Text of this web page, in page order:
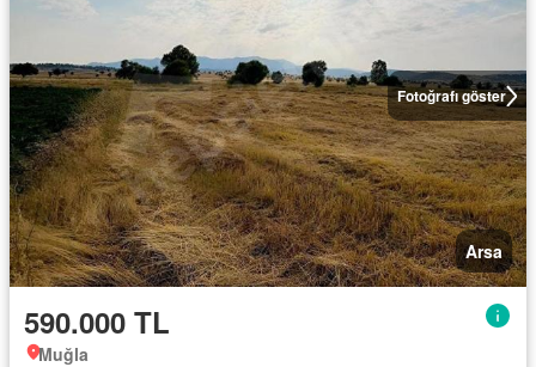
Fotoğrafı göster
Arsa
590.000 TL
Muğla